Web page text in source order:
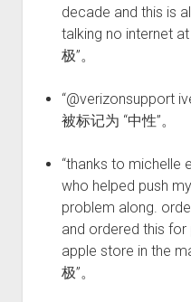
decade and this is
talking no internet
极”。
“@verizonsupport
被标记为 “中性”。
“thanks to michelle
who helped push
problem along.
and ordered this
apple store in the
极”。